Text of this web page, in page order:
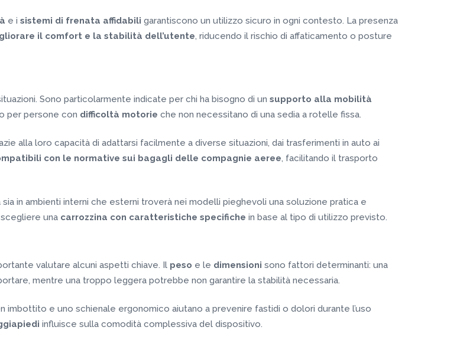
e i sistemi di frenata affidabili garantiscono un utilizzo sicuro in ogni contesto. La presenza
il comfort e la stabilità dell’utente, riducendo il rischio di affaticamento o posture
Sono particolarmente indicate per chi ha bisogno di un supporto alla mobilità
per persone con difficoltà motorie che non necessitano di una sedia a rotelle fissa.
alla loro capacità di adattarsi facilmente a diverse situazioni, dai trasferimenti in auto ai
con le normative sui bagagli delle compagnie aeree, facilitando il trasporto
in ambienti interni che esterni troverà nei modelli pieghevoli una soluzione pratica e
una carrozzina con caratteristiche specifiche in base al tipo di utilizzo previsto.
valutare alcuni aspetti chiave. Il peso e le dimensioni sono fattori determinanti: una
mentre una troppo leggera potrebbe non garantire la stabilità necessaria.
e uno schienale ergonomico aiutano a prevenire fastidi o dolori durante l’uso
influisce sulla comodità complessiva del dispositivo.